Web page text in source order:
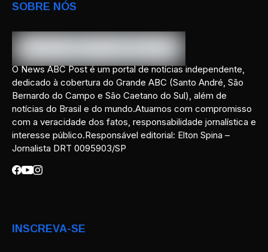
SOBRE NÓS
O News ABC Post é um portal de notícias independente,
dedicado à cobertura do Grande ABC (Santo André, São
Bernardo do Campo e São Caetano do Sul), além de
notícias do Brasil e do mundo.Atuamos com compromisso
com a veracidade dos fatos, responsabilidade jornalística e
interesse público.Responsável editorial: Elton Spina –
Jornalista DRT 0095903/SP
INSCREVA-SE